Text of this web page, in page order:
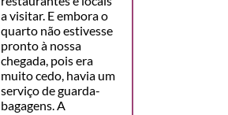
a visitar. E embora o
quarto não estivesse
pronto à nossa
chegada, pois era
muito cedo, havia um
serviço de guarda-
bagagens. A